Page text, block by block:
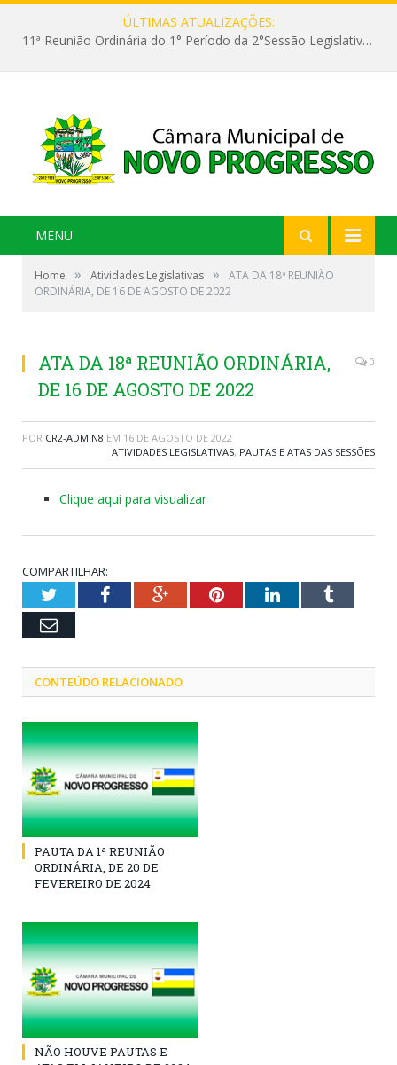
ÚLTIMAS ATUALIZAÇÕES:
11ª Reunião Ordinária do 1° Período da 2°Sessão Legislativa da 9ª Legislatura do Poder Legislativo
MENU
Home » Atividades Legislativas »
ATA DA 18ª REUNIÃO
ORDINÁRIA, DE 16 DE AGOSTO DE 2022
ATA DA 18ª REUNIÃO ORDINÁRIA,
DE 16 DE AGOSTO DE 2022
0
POR CR2-ADMIN8 EM 16 DE AGOSTO DE 2022
ATIVIDADES LEGISLATIVAS, PAUTAS E ATAS DAS SESSÕES
Clique aqui para visualizar
COMPARTILHAR:
TwitterFacebookGoogle+PinterestLinkedInTumblr
Email
CONTEÚDO RELACIONADO
PAUTA DA 1ª REUNIÃO
ORDINÁRIA, DE 20 DE
FEVEREIRO DE 2024
NÃO HOUVE PAUTAS E